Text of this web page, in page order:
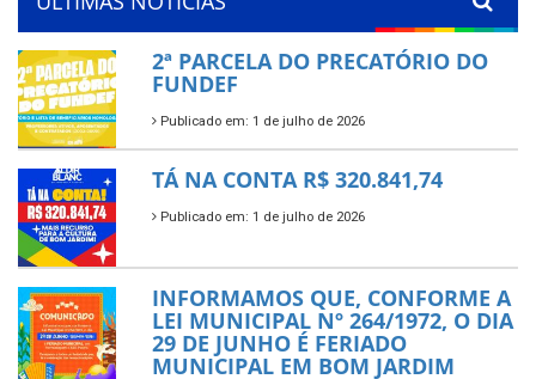
2ª PARCELA DO PRECATÓRIO DO
FUNDEF
Publicado em: 1 de julho de 2026
TÁ NA CONTA R$ 320.841,74
Publicado em: 1 de julho de 2026
INFORMAMOS QUE, CONFORME A
LEI MUNICIPAL Nº 264/1972, O DIA
29 DE JUNHO É FERIADO
MUNICIPAL EM BOM JARDIM